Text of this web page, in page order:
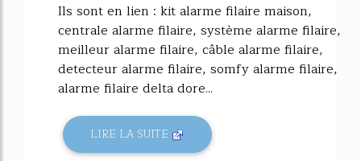
Ils sont en lien : kit alarme filaire maison,
centrale alarme filaire, système alarme filaire,
meilleur alarme filaire, câble alarme filaire,
detecteur alarme filaire, somfy alarme filaire,
alarme filaire delta dore...
LIRE LA SUITE